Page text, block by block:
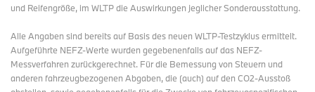
und Reifengröße, im WLTP die Auswirkungen jeglicher Sonderausstattung.
Alle Angaben sind bereits auf Basis des neuen WLTP-Testzyklus ermittelt.
Aufgeführte NEFZ-Werte wurden gegebenenfalls auf das NEFZ-
Messverfahren zurückgerechnet. Für die Bemessung von Steuern und
anderen fahrzeugbezogenen Abgaben, die (auch) auf den CO2-Ausstoß